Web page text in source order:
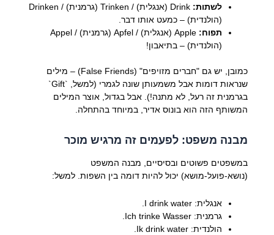
לשתות:
Drink (אנגלית) / Trinken (גרמנית) / Drinken
(הולנדית) – כמעט אותו דבר.
תפוח:
Apple (אנגלית) / Apfel (גרמנית) / Appel
(הולנדית) – בתיאבון!
כמובן, יש גם "חברים מזויפים" (False Friends) – מילים
שנראות דומות אבל משמעותן שונה לגמרי (למשל, `Gift`
בגרמנית זה רעל, לא מתנה!). אבל בגדול, אוצר המילים
המשותף הזה הוא בונוס אדיר, במיוחד בהתחלה.
מבנה משפט: לפעמים זה מרגיש מוכר
במשפטים פשוטים ובסיסיים, מבנה המשפט
(נושא-פועל-מושא) יכול להיות דומה בין השפות. למשל:
אנגלית: I drink water.
גרמנית: Ich trinke Wasser.
הולנדית: Ik drink water.